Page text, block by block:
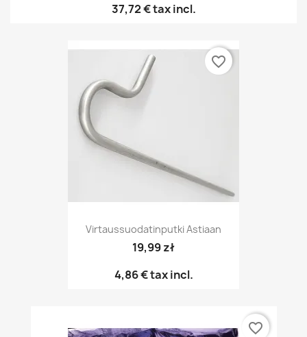
37,72 €tax incl.
Virtaussuodatinputki Astiaan
19,99 zł
4,86 €tax incl.
favorite_border
favorite_border